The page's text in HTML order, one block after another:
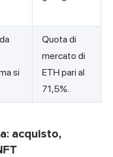
si
Quota di
mercato di
ETH pari al
71,5%.
acquisto,